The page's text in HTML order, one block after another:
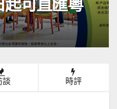
起可直匯粵
談 時評